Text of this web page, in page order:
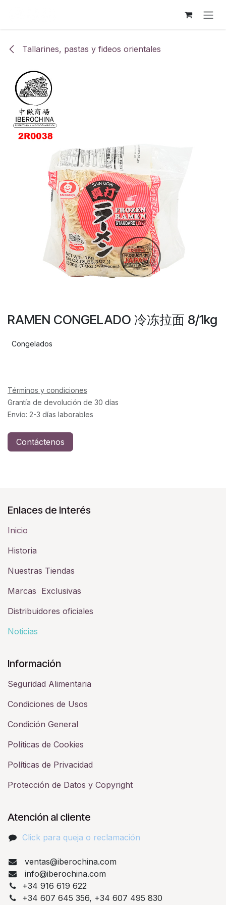
Tallarines, pastas y fideos orientales
RAMEN CONGELADO 冷冻拉面 8/1kg
Congelados
Términos y condiciones
Grantía de devolución de 30 días
Envío: 2-3 días laborables
Contáctenos
Enlaces de Interés
Inicio
Historia​
Nuestras Tiendas
Marcas Exclusivas
Distribuidores oficiales
Noticias
Información
Seguridad Alimentaria
Condiciones de Usos
Condición General
Políticas de Cookies
Políticas de Privacidad
Protección de Datos y Copyright
Atención al cliente
Click para queja o reclamación​
ventas@iberochina.com
info@iberochina.com
+34 916 619 622
+34 607 645 356, +34 607 495 830